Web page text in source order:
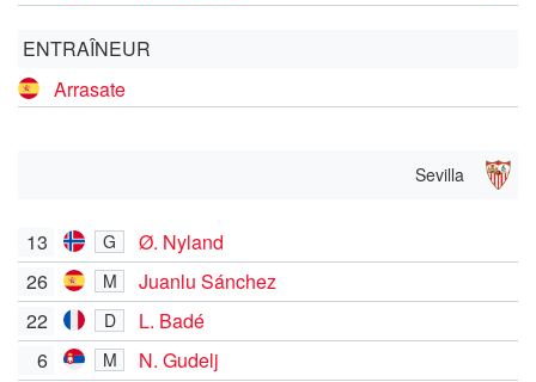
ENTRAÎNEUR
Arrasate
Sevilla
13 G
Ø. Nyland
26
M
Juanlu Sánchez
22
D
L. Badé
6
M
N. Gudelj